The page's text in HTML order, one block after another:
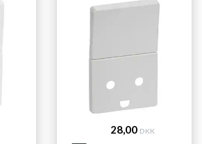
28,00 DKK